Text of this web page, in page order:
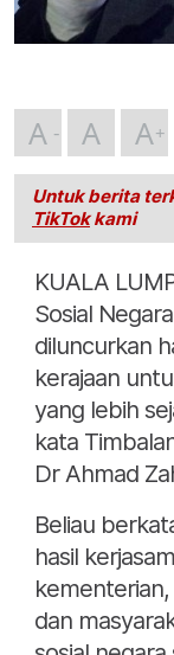
A A A
Untuk berita
TikTokkami
KUALA
Sosial
diluncurkan
kerajaan
yang lebih
kata
Dr Ahmad
Beliau
hasil
dan